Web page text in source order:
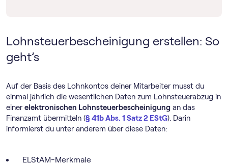
Lohnsteuerbescheinigung erstellen: So
geht’s
Auf der Basis des Lohnkontos deiner Mitarbeiter musst du
einmal jährlich die wesentlichen Daten zum Lohnsteuerabzug in
einerelektronischen Lohnsteuerbescheinigung an das
Finanzamt übermitteln (§ 41b Abs. 1 Satz 2 EStG). Darin
informierst du unter anderem über diese Daten:
ELStAM-Merkmale